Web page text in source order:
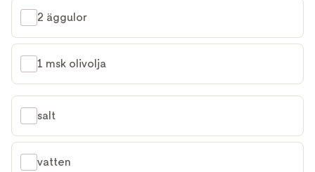
2 äggulor
1 msk olivolja
salt
vatten